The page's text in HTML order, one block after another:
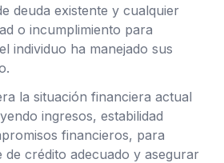
deuda existente y cualquier
o incumplimiento para
individuo ha manejado sus
la situación financiera actual
ingresos, estabilidad
financieros, para
de crédito adecuado y asegurar